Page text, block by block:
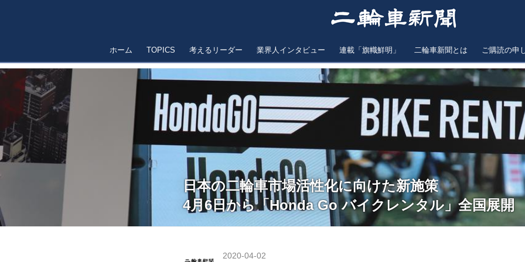
ホーム TOPICS 考えるリーダー 業界人インタビュー 連載「旗幟鮮明」 二輪車新聞とは ご購読の申
日本の二輪車市場活性化に向けた新施策
4月6日から「Honda Go バイクレンタル」全国展開
2020-04-02